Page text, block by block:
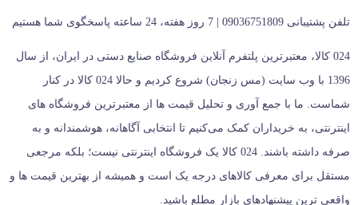
تلفن پشتیبانی 09036751809 | 7 روز هفته، 24 ساعته پاسخگوی شما هستیم
024 کالا، معتبرترین پلتفرم آنلاین فروشگاه صنایع دستی در ایران، از سال
1396 با وب سایت (مس زنجان) شروع کردیم و حالا 024 کالا در کنار
شماست. ما با جمع‌ آوری و تحلیل قیمت‌ ها از معتبرترین فروشگاه‌ های
اینترنتی، به خریداران کمک می‌کنیم تا انتخابی آگاهانه، هوشمندانه و به‌
صرفه داشته باشند. 024 کالا یک فروشگاه اینترنتی نیست؛ بلکه مرجعی
مستقل برای معرفی کالاهای درجه یک است و همیشه از بهترین قیمت‌ ها و
واقعی‌ ترین پیشنهادهای بازار مطلع باشید.